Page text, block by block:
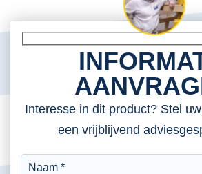
Interesse in dit product? Stel
een vrijblijvend